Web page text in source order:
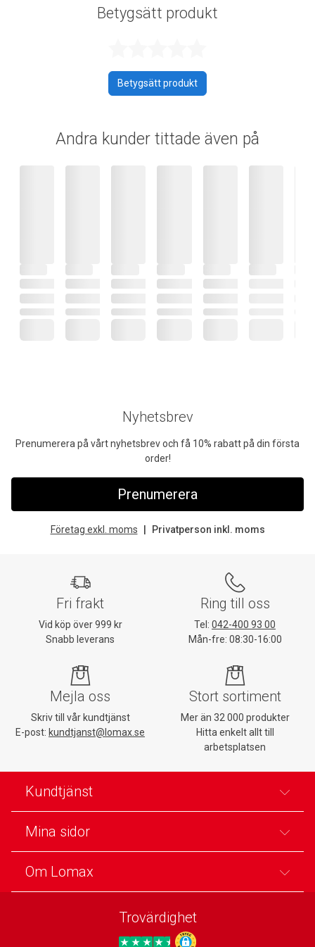
Betygsätt produkt
Betygsätt produkt
Andra kunder tittade även på
Nyhetsbrev
Prenumerera på vårt nyhetsbrev och få 10% rabatt på din första
order!
Prenumerera
Företag exkl. moms Privatperson inkl. moms
Fri frakt
Vid köp över 999 kr
Snabb leverans
Ring till oss
Tel: 042-400 93 00
Mån-fre: 08:30-16:00
Mejla oss
Skriv till vår kundtjänst
E-post: kundtjanst@lomax.se
Stort sortiment
Mer än 32 000 produkter
Hitta enkelt allt till
arbetsplatsen
Kundtjänst
Mina sidor
Om Lomax
Trovärdighet